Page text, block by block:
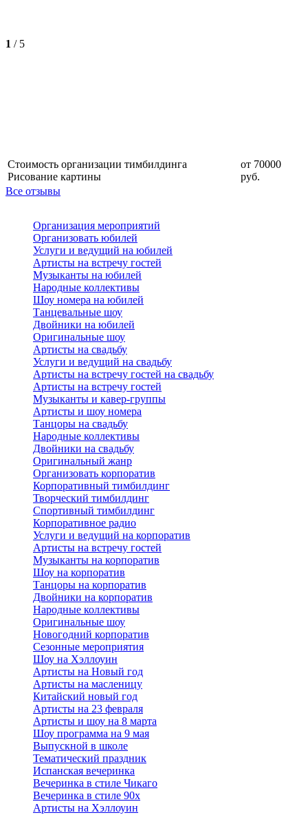
1 / 5
Стоимость организации тимбилдинга
Рисование картины
от 70000
руб.
Все отзывы
Организация мероприятий
Организовать юбилей
Услуги и ведущий на юбилей
Артисты на встречу гостей
Музыканты на юбилей
Народные коллективы
Шоу номера на юбилей
Танцевальные шоу
Двойники на юбилей
Оригинальные шоу
Артисты на свадьбу
Услуги и ведущий на свадьбу
Артисты на встречу гостей на свадьбу
Артисты на встречу гостей
Музыканты и кавер-группы
Артисты и шоу номера
Танцоры на свадьбу
Народные коллективы
Двойники на свадьбу
Оригинальный жанр
Организовать корпоратив
Корпоративный тимбилдинг
Творческий тимбилдинг
Спортивный тимбилдинг
Корпоративное радио
Услуги и ведущий на корпоратив
Артисты на встречу гостей
Музыканты на корпоратив
Шоу на корпоратив
Танцоры на корпоратив
Двойники на корпоратив
Народные коллективы
Оригинальные шоу
Новогодний корпоратив
Сезонные мероприятия
Шоу на Хэллоуин
Артисты на Новый год
Артисты на масленицу
Китайский новый год
Артисты на 23 февраля
Артисты и шоу на 8 марта
Шоу программа на 9 мая
Выпускной в школе
Тематический праздник
Испанская вечеринка
Вечеринка в стиле Чикаго
Вечеринка в стиле 90х
Артисты на Хэллоуин